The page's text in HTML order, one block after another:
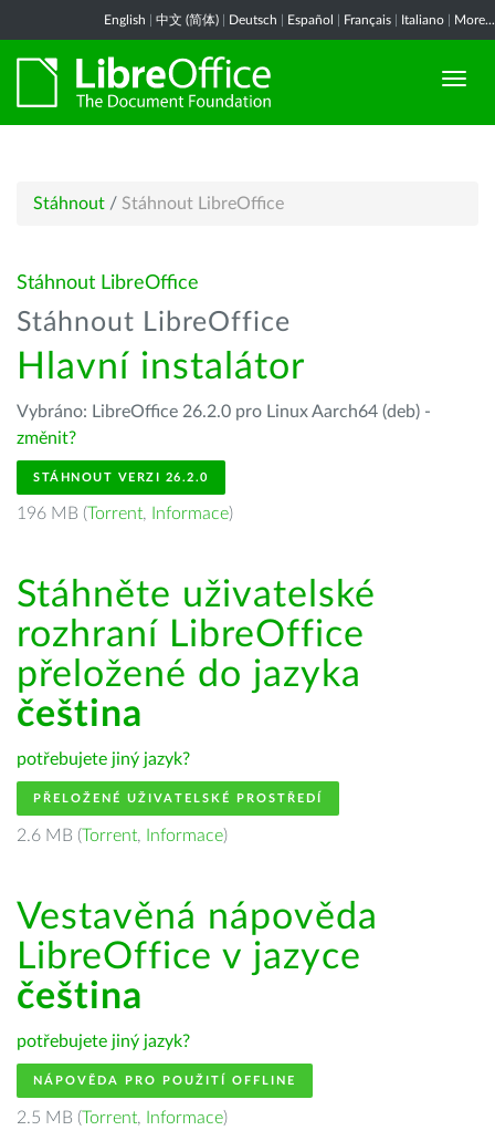
English 中文 (简体) Deutsch Español Français Italiano More...
Stáhnout / Stáhnout LibreOffice
Stáhnout LibreOffice
Stáhnout LibreOffice
Hlavní instalátor
Vybráno: LibreOffice 26.2.0 pro Linux Aarch64 (deb) -
změnit?
STÁHNOUT VERZI 26.2.0
196 MB (Torrent, Informace)
Stáhněte uživatelské
rozhraní LibreOffice
přeložené do jazyka
čeština
potřebujete jiný jazyk?
PŘELOŽENÉ UŽIVATELSKÉ PROSTŘEDÍ
2.6 MB (Torrent, Informace)
Vestavěná nápověda
LibreOffice v jazyce
čeština
potřebujete jiný jazyk?
NÁPOVĚDA PRO POUŽITÍ OFFLINE
2.5 MB (Torrent, Informace)